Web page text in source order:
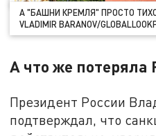
А "БАШНИ КРЕМЛЯ" ПРОСТО
VLADIMIR BARANOV/
А что же потеряла
Президент России
подтверждал, что